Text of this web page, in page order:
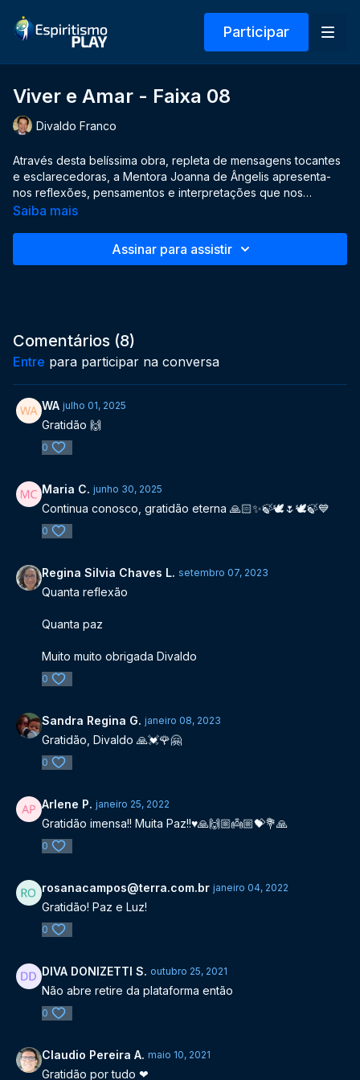
Participar
Viver e Amar - Faixa 08
Divaldo Franco
Através desta belíssima obra, repleta de mensagens tocantes
e esclarecedoras, a Mentora Joanna de Ângelis apresenta-
nos reflexões, pensamentos e interpretações que nos
ensinam a viver uma vida plena de amor. A autora espiritual
médium e orador espírita Divaldo Franco, você descobrirá
Saiba mais
Assinar para assistir
Comentários (8)
Entre para participar na conversa
WA julho 01, 2025
Gratidão 🙌
0
Maria C. junho 30, 2025
Continua conosco, gratidão eterna 🙏🏻✨️🍃🕊🌷🕊🍃💙
0
Regina Silvia Chaves L. setembro 07, 2023
Quanta reflexão
Quanta paz
Muito muito obrigada Divaldo
0
Sandra Regina G. janeiro 08, 2023
Gratidão, Divaldo 🙏💓🌹🤗
0
Arlene P. janeiro 25, 2022
Gratidão imensa!! Muita Paz!!♥️🙏🙌🏼👼🏼💝💐🙏
0
rosanacampos@terra.com.br janeiro 04, 2022
Gratidão! Paz e Luz!
0
DIVA DONIZETTI S. outubro 25, 2021
Não abre retire da plataforma então
0
Claudio Pereira A. maio 10, 2021
Gratidão por tudo ❤